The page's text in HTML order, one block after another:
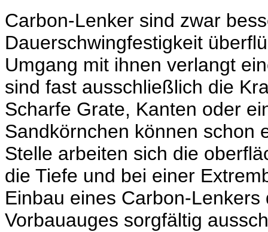
Carbon-Lenker sind zwar
Dauerschwingfestigkeit
Umgang mit ihnen verlangt
sind fast ausschließlich die
Scharfe Grate, Kanten oder
Sandkörnchen können schon
Stelle arbeiten sich die
die Tiefe und bei einer
Einbau eines Carbon-
Vorbauauges sorgfältig